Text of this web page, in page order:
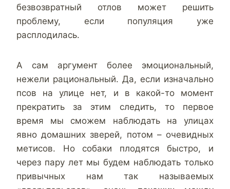
безвозвратный отлов может решить
проблему, если популяция уже
расплодилась.
А сам аргумент более эмоциональный,
нежели рациональный. Да, если изначально
псов на улице нет, и в какой-то момент
прекратить за этим следить, то первое
время мы сможем наблюдать на улицах
явно домашних зверей, потом – очевидных
метисов. Но собаки плодятся быстро, и
через пару лет мы будем наблюдать только
привычных нам так называемых